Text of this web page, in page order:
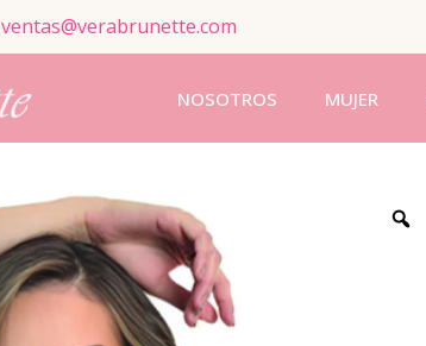
ventas@verabrunette.com
NOSOTROS MUJER